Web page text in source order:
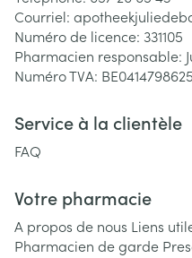
Courriel:
Numéro de licence: 331105
Pharmacien responsable:
Numéro TVA: BE0414798625
Service à la clientèle
FAQ
Votre pharmacie
A propos de nous Liens
Pharmacien de garde